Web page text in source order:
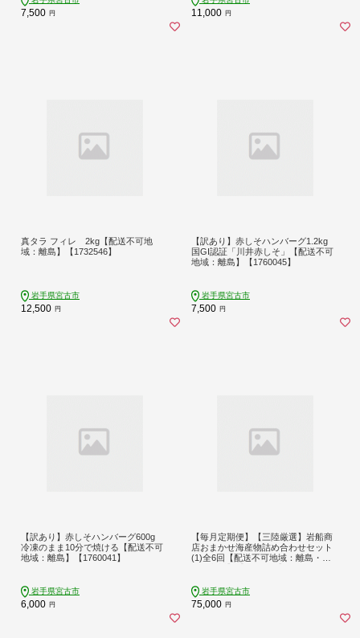
7,500 円 11,000 円
真タラ フィレ 2kg【配送不可地
域：離島】【1732546】
岩手県宮古市
12,500 円
【訳あり】赤しそハンバーグ1.2kg
国GI認証「川井赤しそ」【配送不可
地域：離島】【1760045】
岩手県宮古市
7,500 円
【訳あり】赤しそハンバーグ600g
冷凍のまま10分で焼ける【配送不可
地域：離島】【1760041】
岩手県宮古市
6,000 円
【毎月定期便】【三陸厳選】岩船商
店おまかせ海産物詰め合わせセット
(1)全6回【配送不可地域：離島・沖
岩手県宮古市
75,000 円